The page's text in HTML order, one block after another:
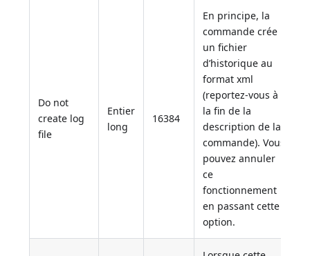
Do not
create log
file
Entier
long
16384
En principe, la
commande crée
un fichier
d’historique au
format xml
(reportez-vous à
la fin de la
description de la
commande). Vous
pouvez annuler
ce
fonctionnement
en passant cette
option.